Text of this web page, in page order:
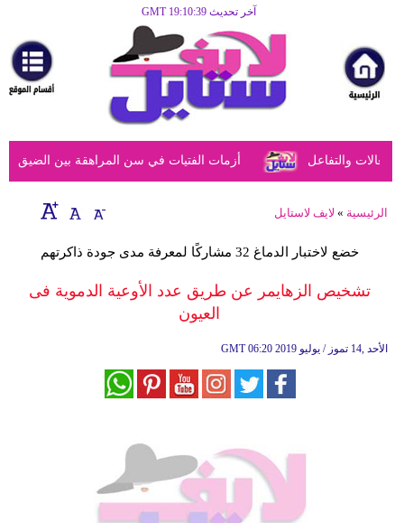
آخر تحديث GMT 19:10:39
مرأة
أزياء
أزياء
إسلامية
أزمات الفتيات في سن المراهقة بين الضيق والتفاعل
الرئيسية » لايف لاستايل
خضع لاختبار الدماغ 32 مشاركًا لمعرفة مدى جودة ذاكرتهم
تشخيص الزهايمر عن طريق عدد الأوعية الدموية فى
العيون
GMT 06:20 2019 الأحد ,14 تموز / يوليو